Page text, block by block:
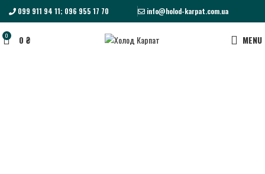
099 911 94 11; 096 955 17 70 info@holod-karpat.com.ua
0 0 ₴ MENU